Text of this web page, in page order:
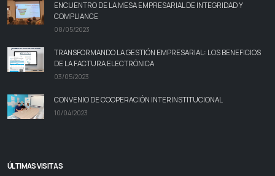
ENCUENTRO DE LA MESA EMPRESARIAL DE INTEGRIDAD Y
COMPLIANCE
08/05/2023
TRANSFORMANDO LA GESTIÓN EMPRESARIAL: LOS BENEFICIOS
DE LA FACTURA ELECTRÓNICA
03/05/2023
CONVENIO DE COOPERACIÓN INTERINSTITUCIONAL
10/04/2023
ÚLTIMAS VISITAS